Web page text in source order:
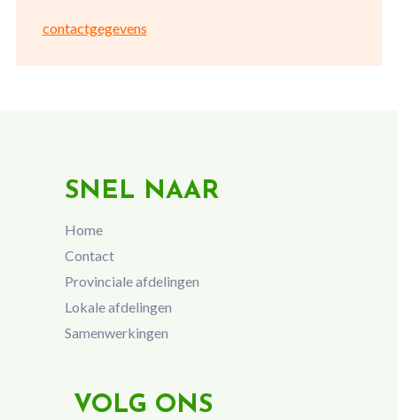
contactgegevens
SNEL NAAR
Home
Contact
Provinciale afdelingen
Lokale afdelingen
Samenwerkingen
VOLG ONS